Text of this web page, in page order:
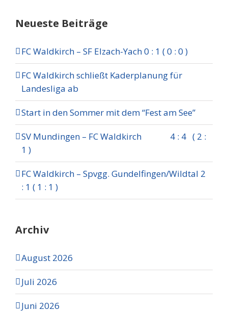
Neueste Beiträge
FC Waldkirch – SF Elzach-Yach 0 : 1 ( 0 : 0 )
FC Waldkirch schließt Kaderplanung für
Landesliga ab
Start in den Sommer mit dem “Fest am See”
SV Mundingen – FC Waldkirch 4 : 4 ( 2 :
1 )
FC Waldkirch – Spvgg. Gundelfingen/Wildtal 2
: 1 ( 1 : 1 )
Archiv
August 2026
Juli 2026
Juni 2026